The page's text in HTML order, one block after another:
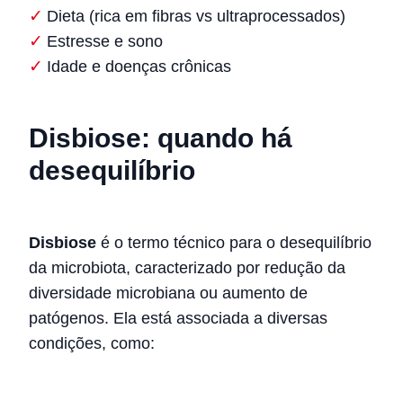
Dieta (rica em fibras vs ultraprocessados)
Estresse e sono
Idade e doenças crônicas
Disbiose: quando há
desequilíbrio
Disbiose é o termo técnico para o desequilíbrio
da microbiota, caracterizado por redução da
diversidade microbiana ou aumento de
patógenos. Ela está associada a diversas
condições, como: